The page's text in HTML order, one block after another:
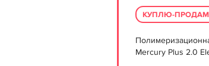
КУПЛЮ-ПРОДАМ
Mercury Plus 2.0